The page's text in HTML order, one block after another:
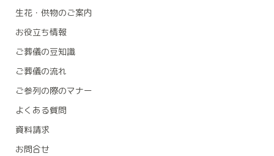
生花・供物のご案内
お役立ち情報
ご葬儀の豆知識
ご葬儀の流れ
ご参列の際のマナー
よくある質問
資料請求
お問合せ